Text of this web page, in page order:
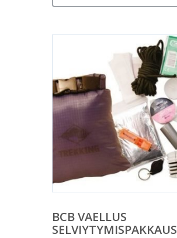
BCB VAELLUS
SELVIYTYMISPAKKAUS